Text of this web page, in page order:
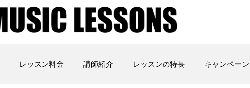
レッスン料金 講師紹介 レッスンの特長 キャンペーン